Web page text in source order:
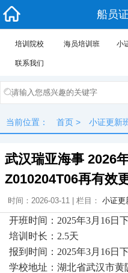
船员
培训院校 海员培训班 小
联系我们
当前位置： 首页 > 小证更新
武汉瑞亚海事 2026
Z010204T06再有效
时间：2026-03-11 | 栏目： 小证更
开班时间：2025年3月16日
培训时长：2.5天
报到时间：2025年3月16日
学校地址：湖北省武汉市